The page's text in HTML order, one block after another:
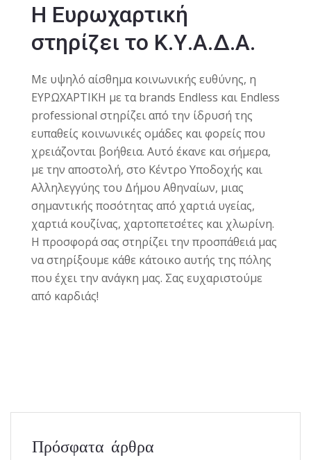
Η Ευρωχαρτική
στηρίζει το Κ.Υ.Α.Δ.Α.
Με υψηλό αίσθημα κοινωνικής ευθύνης, η
ΕΥΡΩΧΑΡΤΙΚΗ με τα brands Endless και Endless
professional στηρίζει από την ίδρυσή της
ευπαθείς κοινωνικές ομάδες και φορείς που
χρειάζονται βοήθεια. Αυτό έκανε και σήμερα,
με την αποστολή, στο Κέντρο Υποδοχής και
Αλληλεγγύης του Δήμου Αθηναίων, μιας
σημαντικής ποσότητας από χαρτιά υγείας,
χαρτιά κουζίνας, χαρτοπετσέτες και χλωρίνη.
Η προσφορά σας στηρίζει την προσπάθειά μας
να στηρίξουμε κάθε κάτοικο αυτής της πόλης
που έχει την ανάγκη μας. Σας ευχαριστούμε
από καρδιάς!
Πρόσφατα άρθρα